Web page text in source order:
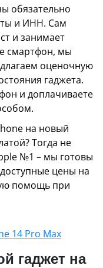
обязательно
и ИНН. Сам
и занимает
смартфон, мы
оценочную
гаджета.
и доплачиваете
на новый
Тогда не
№1 – мы готовы
цены на
помощь при
14 Pro Max
гаджет на